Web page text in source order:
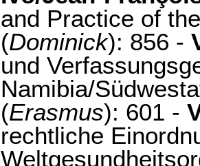
and Practice of
(Dominick): 856 -
und
Namibia/
(Erasmus): 601 -
rechtliche